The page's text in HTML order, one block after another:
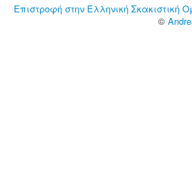
Επιστροφή στην Ελληνική Σκακιστική
©